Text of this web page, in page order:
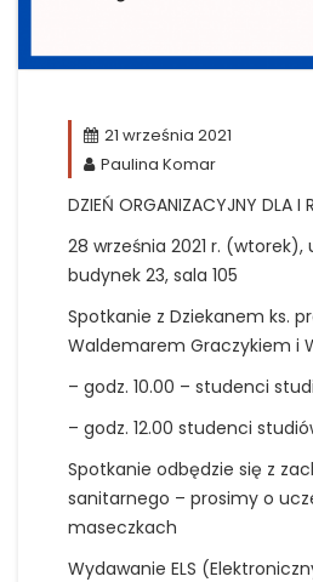
21 września 2021
Paulina Komar
DZIEŃ ORGANIZACYJNY DLA I
28 września 2021 r. (wtorek),
budynek 23, sala 105
Spotkanie z Dziekanem ks.
Waldemarem Graczykiem i
– godz. 10.00 – studenci
– godz. 12.00 studenci
Spotkanie odbędzie się z
sanitarnego – prosimy o
maseczkach
Wydawanie ELS